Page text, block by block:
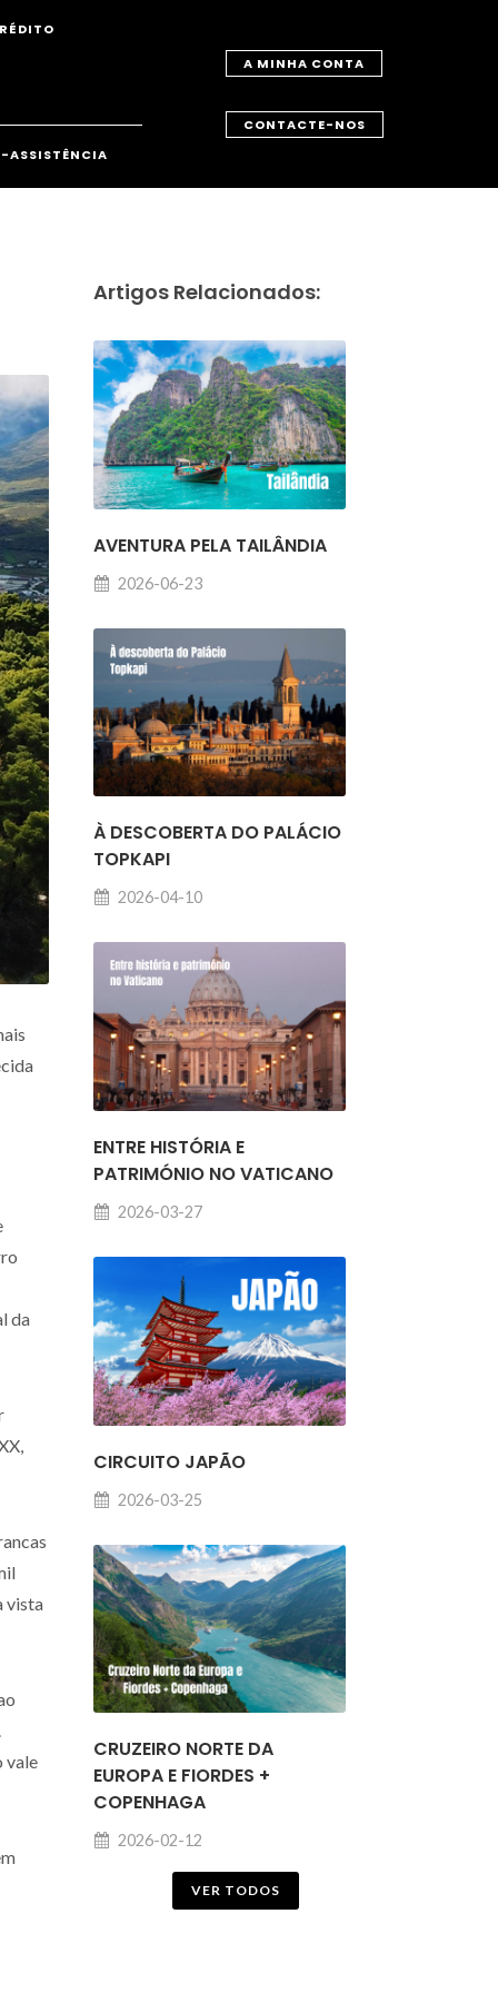
ASSISTÊNCIA
A MINHA CONTA
CONTACTE-NOS
da
vista
vale
Artigos Relacionados:
AVENTURA PELA TAILÂNDIA
2026-06-23
À DESCOBERTA DO PALÁCIO
TOPKAPI
2026-04-10
ENTRE HISTÓRIA E
PATRIMÓNIO NO VATICANO
2026-03-27
CIRCUITO JAPÃO
2026-03-25
CRUZEIRO NORTE DA
EUROPA E FIORDES +
COPENHAGA
2026-02-12
VER TODOS